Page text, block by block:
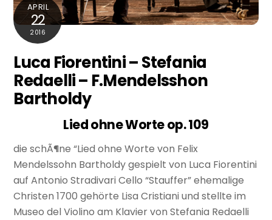
APRIL
22
2016
Luca Fiorentini – Stefania
Redaelli – F.Mendelsshon
Bartholdy
Lied ohne Worte op. 109
die schÃ¶ne “Lied ohne Worte von Felix
Mendelssohn Bartholdy gespielt von Luca Fiorentini
auf Antonio Stradivari Cello “Stauffer” ehemalige
Christen 1700 gehörte Lisa Cristiani und stellte im
Museo del Violino am Klavier von Stefania Redaelli